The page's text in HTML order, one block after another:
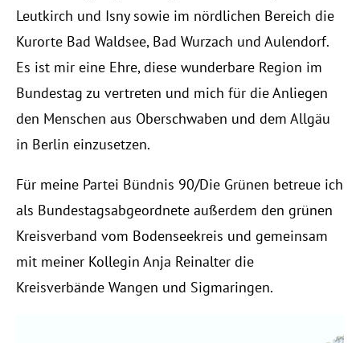
Leutkirch und Isny sowie im nördlichen Bereich die
Kurorte Bad Waldsee, Bad Wurzach und Aulendorf.
Es ist mir eine Ehre, diese wunderbare Region im
Bundestag zu vertreten und mich für die Anliegen
den Menschen aus Oberschwaben und dem Allgäu
in Berlin einzusetzen.
Für meine Partei Bündnis 90/Die Grünen betreue ich
als Bundestagsabgeordnete außerdem den grünen
Kreisverband vom Bodenseekreis und gemeinsam
mit meiner Kollegin Anja Reinalter die
Kreisverbände Wangen und Sigmaringen.